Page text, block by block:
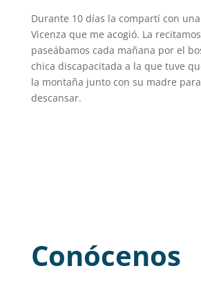
Durante 10 días la compartí con
Vicenza que me acogió. La
paseábamos cada mañana por el
chica discapacitada a la que tuve
la montaña junto con su madre
descansar.
Conócenos